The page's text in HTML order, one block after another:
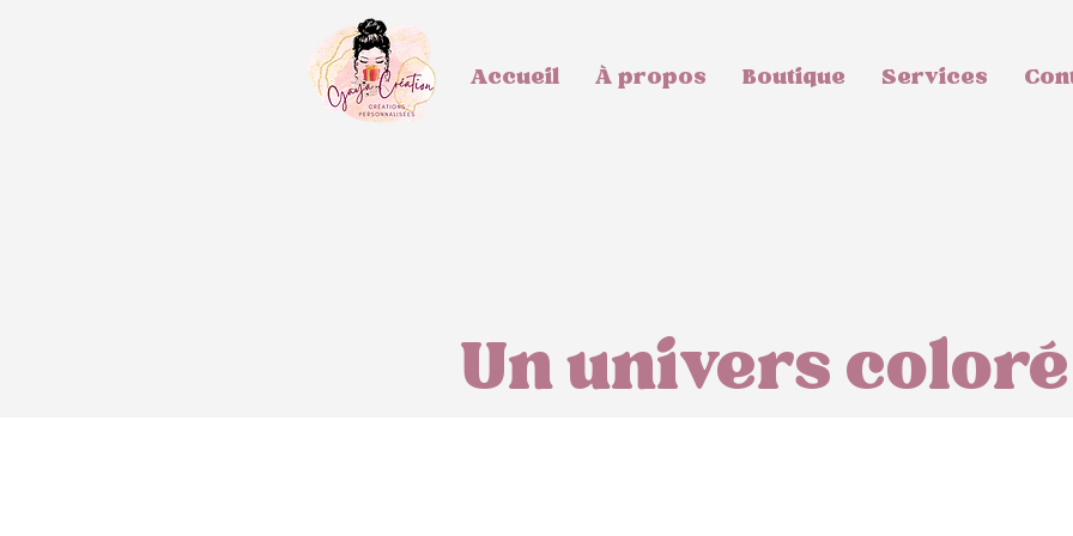
Accueil À propos Boutique Services
Un univers coloré